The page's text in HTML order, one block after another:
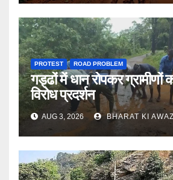
PROTEST ROAD PROBLEM
गड्ढों में धान रोपकर ग्रामीणों
विरोध प्रदर्शन
AUG 3, 2026 BHARAT KI AWAZ